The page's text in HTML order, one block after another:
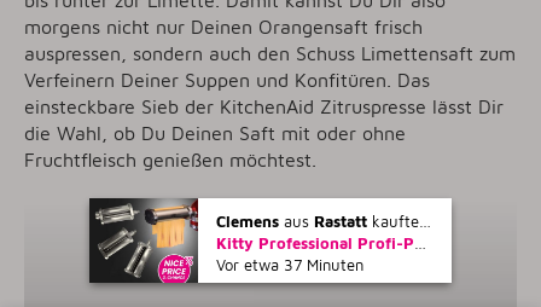
morgens nicht nur Deinen Orangensaft frisch
auspressen, sondern auch den Schuss Limettensaft zum
Verfeinern Deiner Suppen und Konfitüren. Das
einsteckbare Sieb der KitchenAid Zitruspresse lässt Dir
die Wahl, ob Du Deinen Saft mit oder ohne
Fruchtfleisch genießen möchtest.
Clemens aus Rastatt kaufte gerade
Kitty Professional Profi-Pastawalzen-Set "Mamma Mia" kompatibel mit KitchenAid Küchenmaschinen - 2. Wahl
Vor etwa 37 Minuten